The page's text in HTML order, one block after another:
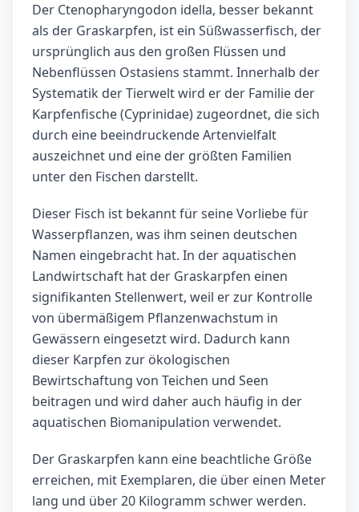
Der Ctenopharyngodon idella, besser bekannt
als der Graskarpfen, ist ein Süßwasserfisch, der
ursprünglich aus den großen Flüssen und
Nebenflüssen Ostasiens stammt. Innerhalb der
Systematik der Tierwelt wird er der Familie der
Karpfenfische (Cyprinidae) zugeordnet, die sich
durch eine beeindruckende Artenvielfalt
auszeichnet und eine der größten Familien
unter den Fischen darstellt.
Dieser Fisch ist bekannt für seine Vorliebe für
Wasserpflanzen, was ihm seinen deutschen
Namen eingebracht hat. In der aquatischen
Landwirtschaft hat der Graskarpfen einen
signifikanten Stellenwert, weil er zur Kontrolle
von übermäßigem Pflanzenwachstum in
Gewässern eingesetzt wird. Dadurch kann
dieser Karpfen zur ökologischen
Bewirtschaftung von Teichen und Seen
beitragen und wird daher auch häufig in der
aquatischen Biomanipulation verwendet.
Der Graskarpfen kann eine beachtliche Größe
erreichen, mit Exemplaren, die über einen Meter
lang und über 20 Kilogramm schwer werden.